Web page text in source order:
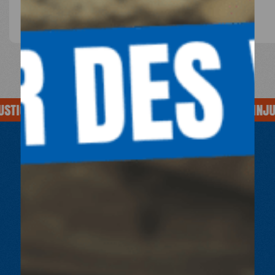
SOIGNE AUSSI L'INJUSTICE SOIGNE AUSSI
AGIR OU DONNER